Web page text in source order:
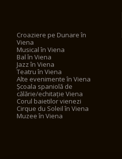
Croaziere pe Dunare în
Viena
Musical în Viena
Bal în Viena
Jazz în Viena
Teatru în Viena
Alte evenimente în Viena
Școala spaniolă de
călărie/echitație Viena
Corul baietilor vienezi
Cirque du Soleil în Viena
Muzee în Viena